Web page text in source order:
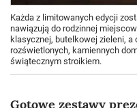
Każda z limitowanych edycji
nawiązują do rodzinnej
klasycznej, butelkowej zieleni,
rozświetlonych, kamiennych
świątecznym stroikiem.
Gotowe zestawy